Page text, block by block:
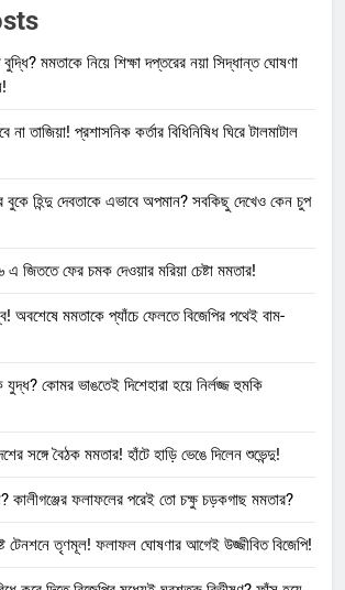
বুদ্ধি? মমতাকে নিয়ে শিক্ষা দপ্তরের নয়া সিদ্ধান্ত ঘোষণা
না তাজিয়া! প্রশাসনিক কর্তার বিধিনিষিধ ঘিরে টালমাটাল
বুকে হিন্দু দেবতাকে এভাবে অপমান? সবকিছু দেখেও কেন চুপ
জিততে ফের চমক দেওয়ার মরিয়া চেষ্টা মমতার!
অবশেষে মমতাকে প্যাঁচে ফেলতে বিজেপির পথেই বাম-
কোমর ভাঙতেই দিশেহারা হয়ে নির্লজ্জ হুমকি
সঙ্গে বৈঠক মমতার! হাঁটে হাড়ি ভেঙে দিলেন শুভেন্দু!
কালীগঞ্জের ফলাফলের পরেই তো চক্ষু চড়কগাছ মমতার?
টেনশনে তৃণমূল! ফলাফল ঘোষণার আগেই উজ্জীবিত বিজেপি!